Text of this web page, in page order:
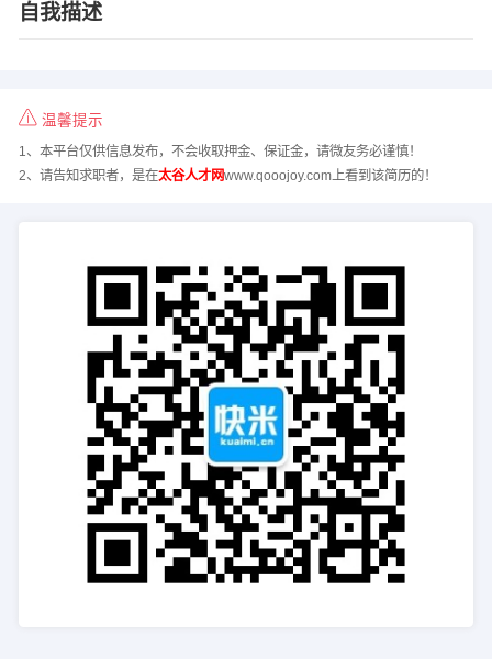
自我描述
温馨提示
1、本平台仅供信息发布，不会收取押金、保证金，请微友务必谨慎！
2、请告知求职者，是在太谷人才网www.qooojoy.com上看到该简历的！